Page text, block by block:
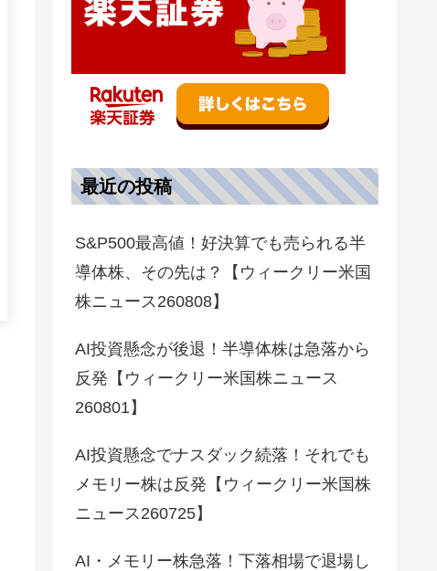
最近の投稿
S&P500最高値！好決算でも売られる半
導体株、その先は？【ウィークリー米国
株ニュース260808】
AI投資懸念が後退！半導体株は急落から
反発【ウィークリー米国株ニュース
260801】
AI投資懸念でナスダック続落！それでも
メモリー株は反発【ウィークリー米国株
ニュース260725】
AI・メモリー株急落！下落相場で退場し